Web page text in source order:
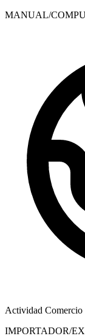
MANUAL/
Actividad Comercio
IMPORTADOR/